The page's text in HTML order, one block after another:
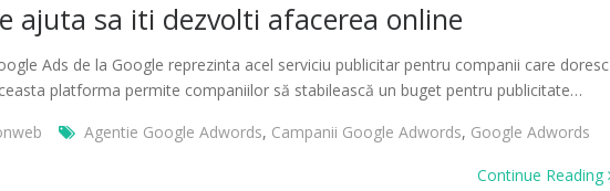
ajuta sa iti dezvolti afacerea online
Ads de la Google reprezinta acel serviciu publicitar pentru companii care doresc
platforma permite companiilor să stabilească un buget pentru publicitate…
Agentie Google Adwords, Campanii Google Adwords, Google Adwords
Continue Reading